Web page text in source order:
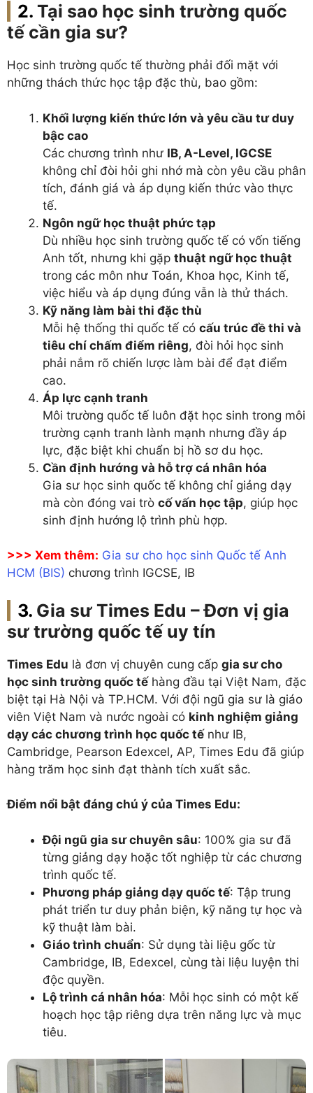
Tại sao học sinh trường quốc
tế cần gia sư?
Học sinh trường quốc tế thường phải đối mặt với
những thách thức học tập đặc thù, bao gồm:
Khối lượng kiến thức lớn và yêu cầu tư duy
bậc cao
Các chương trình như IB, A-Level, IGCSE
không chỉ đòi hỏi ghi nhớ mà còn yêu cầu phân
tích, đánh giá và áp dụng kiến thức vào thực
tế.
Ngôn ngữ học thuật phức tạp
Dù nhiều học sinh trường quốc tế có vốn tiếng
Anh tốt, nhưng khi gặp thuật ngữ học thuật
trong các môn như Toán, Khoa học, Kinh tế,
việc hiểu và áp dụng đúng vẫn là thử thách.
Kỹ năng làm bài thi đặc thù
Mỗi hệ thống thi quốc tế có cấu trúc đề thi và
tiêu chí chấm điểm riêng, đòi hỏi học sinh
phải nắm rõ chiến lược làm bài để đạt điểm
cao.
Áp lực cạnh tranh
Môi trường quốc tế luôn đặt học sinh trong môi
trường cạnh tranh lành mạnh nhưng đầy áp
lực, đặc biệt khi chuẩn bị hồ sơ du học.
Cần định hướng và hỗ trợ cá nhân hóa
Gia sư học sinh quốc tế không chỉ giảng dạy
mà còn đóng vai trò cố vấn học tập, giúp học
sinh định hướng lộ trình phù hợp.
>>> Xem thêm: Gia sư cho học sinh Quốc tế Anh
HCM (BIS) chương trình IGCSE, IB
Gia sư Times Edu – Đơn vị gia
sư trường quốc tế uy tín
Times Edu là đơn vị chuyên cung cấp gia sư cho
học sinh trường quốc tếhàng đầu tại Việt Nam, đặc
biệt tại Hà Nội và TP.HCM. Với đội ngũ gia sư là giáo
viên Việt Nam và nước ngoài có kinh nghiệm giảng
dạy các chương trình học quốc tếnhư IB,
Cambridge, Pearson Edexcel, AP, Times Edu đã giúp
hàng trăm học sinh đạt thành tích xuất sắc.
Điểm nổi bật đáng chú ý của Times Edu:
Đội ngũ gia sư chuyên sâu: 100% gia sư đã
từng giảng dạy hoặc tốt nghiệp từ các chương
trình quốc tế.
Phương pháp giảng dạy quốc tế: Tập trung
phát triển tư duy phản biện, kỹ năng tự học và
kỹ thuật làm bài.
Giáo trình chuẩn: Sử dụng tài liệu gốc từ
Cambridge, IB, Edexcel, cùng tài liệu luyện thi
độc quyền.
Lộ trình cá nhân hóa: Mỗi học sinh có một kế
hoạch học tập riêng dựa trên năng lực và mục
tiêu.